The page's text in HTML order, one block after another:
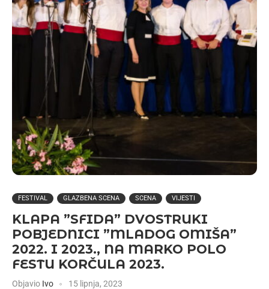
FESTIVAL GLAZBENA SCENA SCENA VIJESTI
KLAPA ”SFIDA” DVOSTRUKI
POBJEDNICI ”MLADOG OMIŠA”
2022. I 2023., NA MARKO POLO
FESTU KORČULA 2023.
Objavio Ivo 15 lipnja, 2023